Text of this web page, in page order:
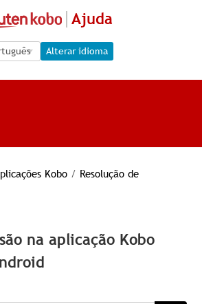
Ajuda
Selection
Selection
Alterar idioma
Kobo / Resolução de
na aplicação Kobo